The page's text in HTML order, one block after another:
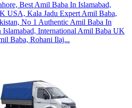
Best Amil Baba In Islamabad,
USA, Kala Jadu Expert Amil Baba,
No 1 Authentic Amil Baba In
International Amil Baba UK
Baba, Rohani Ilaj...